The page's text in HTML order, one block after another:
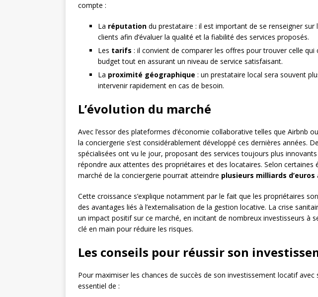
compte :
La réputation du prestataire : il est important de se renseigner sur
clients afin d’évaluer la qualité et la fiabilité des services proposés.
Les tarifs : il convient de comparer les offres pour trouver celle qui
budget tout en assurant un niveau de service satisfaisant.
La proximité géographique : un prestataire local sera souvent
intervenir rapidement en cas de besoin.
L’évolution du marché
Avec l’essor des plateformes d’économie collaborative telles que Airbnb
la conciergerie s’est considérablement développé ces dernières années.
spécialisées ont vu le jour, proposant des services toujours plus
répondre aux attentes des propriétaires et des locataires. Selon certaines
marché de la conciergerie pourrait atteindre plusieurs milliards d’euros
Cette croissance s’explique notamment par le fait que les propriétaires
des avantages liés à l’externalisation de la gestion locative. La crise
un impact positif sur ce marché, en incitant de nombreux investisseurs à
clé en main pour réduire les risques.
Les conseils pour réussir son
Pour maximiser les chances de succès de son investissement locatif avec
essentiel de :